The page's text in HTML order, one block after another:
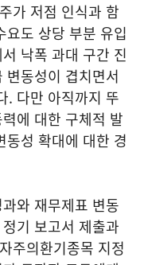
가 저점 인식과 함
도 상당 부분 유입
낙폭 과대 구간 진
동성이 겹치면서
. 다만 아직까지 뚜
에 대한 구체적 발
성 확대에 대한 경
와 재무제표 변동
기 보고서 제출과
주의환기종목 지정